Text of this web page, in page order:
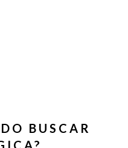
BUSCAR